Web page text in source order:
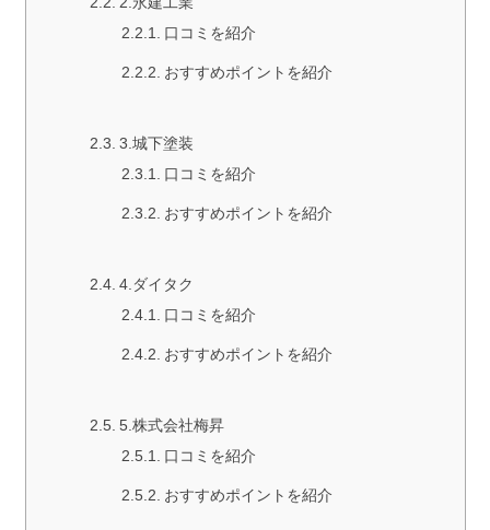
口コミを紹介
おすすめポイントを紹介
3.城下塗装
口コミを紹介
おすすめポイントを紹介
4.ダイタク
口コミを紹介
おすすめポイントを紹介
5.株式会社梅昇
口コミを紹介
おすすめポイントを紹介